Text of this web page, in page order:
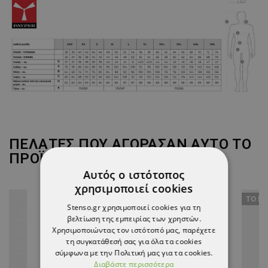
ΠΕΛΆΤΕΣ ΠΟΥ ΑΓΌΡΑΣΑΝ ΑΥΤΌ ΤΟ
ΠΡΟΪΌΝ, ΑΓΌΡΑΣΑΝ ΕΠΊΣΗΣ:
ТΟ
Αυτός ο ιστότοπος
χρησιμοποιεί cookies
Stenso.gr χρησιμοποιεί cookies για τη
βελτίωση της εμπειρίας των χρηστών.
Χρησιμοποιώντας τον ιστότοπό μας, παρέχετε
τη συγκατάθεσή σας για όλα τα cookies
σύμφωνα με την Πολιτική μας για τα cookies.
Διαβάστε περισσότερα